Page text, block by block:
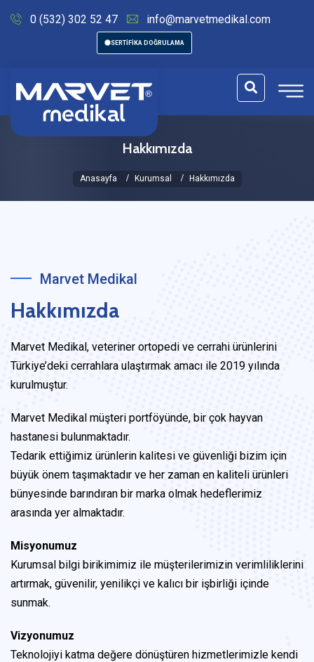
0 (532) 302 52 47 info@marvetmedikal.com
SERTİFİKA DOĞRULAMA
Hakkımızda
Anasayfa Kurumsal Hakkımızda
Marvet Medikal
Hakkımızda
Marvet Medikal, veteriner ortopedi ve cerrahi ürünlerini
Türkiye’deki cerrahlara ulaştırmak amacı ile 2019 yılında
kurulmuştur.
Marvet Medikal müşteri portföyünde, bir çok hayvan
hastanesi bulunmaktadır.
Tedarik ettiğimiz ürünlerin kalitesi ve güvenliği bizim için
büyük önem taşımaktadır ve her zaman en kaliteli ürünleri
bünyesinde barındıran bir marka olmak hedeflerimiz
arasında yer almaktadır.
Misyonumuz
Kurumsal bilgi birikimimiz ile müşterilerimizin verimliliklerini
artırmak, güvenilir, yenilikçi ve kalıcı bir işbirliği içinde
sunmak.
Vizyonumuz
Teknolojiyi katma değere dönüştüren hizmetlerimizle kendi